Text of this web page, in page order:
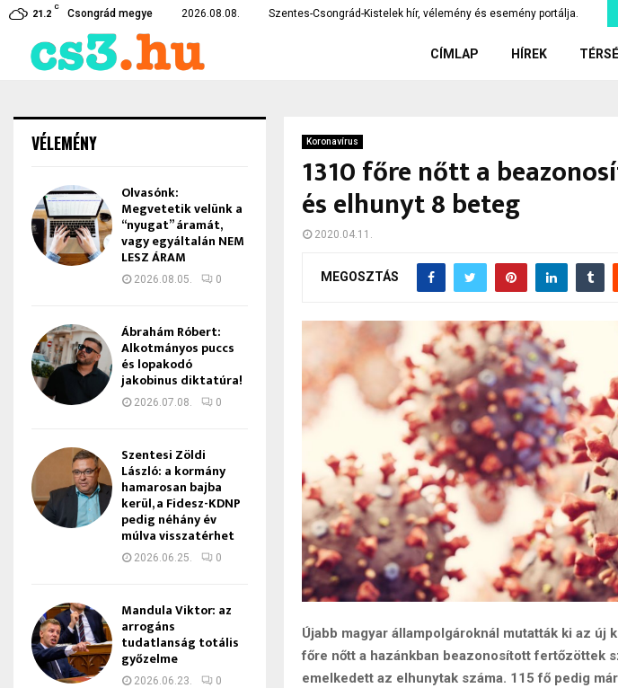
21.2
C
Csongrád megye 2026.08.08. Szentes-Csongrád-Kistelek hír, vélemény és esemény portálja.
a csongrádi… Hatalmas mérföldkőhöz érkezett a Csongrádi Gyógyfürdő és…
CÍMLAP HÍREK
Koronavírus
1310 főre nőtt a
és elhunyt 8 beteg
2020.04.11.
MEGOSZTÁS
Újabb magyar állampolgároknál mutatták ki az
főre nőtt a hazánkban beazonosított fertőzöttek
emelkedett az elhunytak száma. 115 fő pedig
VÉLEMÉNY
Olvasónk:
Megvetetik velünk a
“nyugat” áramát,
vagy egyáltalán NEM
LESZ ÁRAM
2026.08.05. 0
Ábrahám Róbert:
Alkotmányos puccs
és lopakodó
jakobinus diktatúra!
2026.07.08. 0
Szentesi Zöldi
László: a kormány
hamarosan bajba
kerül, a Fidesz-KDNP
pedig néhány év
múlva visszatérhet
2026.06.25. 0
Mandula Viktor: az
arrogáns
tudatlanság totális
győzelme
2026.06.23. 0